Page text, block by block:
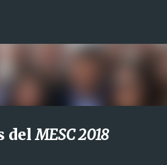
delMESC 2018